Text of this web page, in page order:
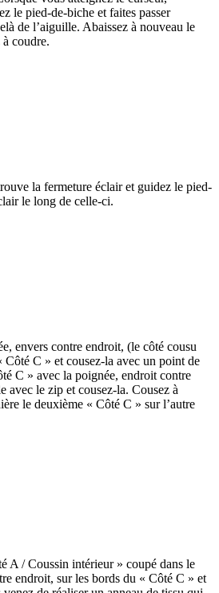
le pied-de-biche et faites passer
de l’aiguille. Abaissez à nouveau le
coudre.
la fermeture éclair et guidez le pied-
le long de celle-ci.
envers contre endroit, (le côté cousu
Côté C » et cousez-la avec un point de
C » avec la poignée, endroit contre
avec le zip et cousez-la. Cousez à
le deuxième « Côté C » sur l’autre
A / Coussin intérieur » coupé dans le
endroit, sur les bords du « Côté C » et